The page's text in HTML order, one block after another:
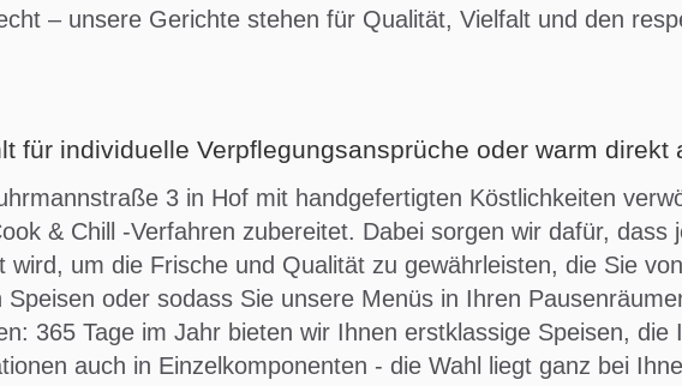
– unsere Gerichte stehen für Qualität, Vielfalt und den
für individuelle Verpflegungsansprüche oder warm direkt
3 in Hof mit handgefertigten Köstlichkeiten
& Chill -Verfahren zubereitet. Dabei sorgen wir dafür, dass
um die Frische und Qualität zu gewährleisten, die Sie
oder sodass Sie unsere Menüs in Ihren
365 Tage im Jahr bieten wir Ihnen erstklassige Speisen, die
auch in Einzelkomponenten - die Wahl liegt ganz bei